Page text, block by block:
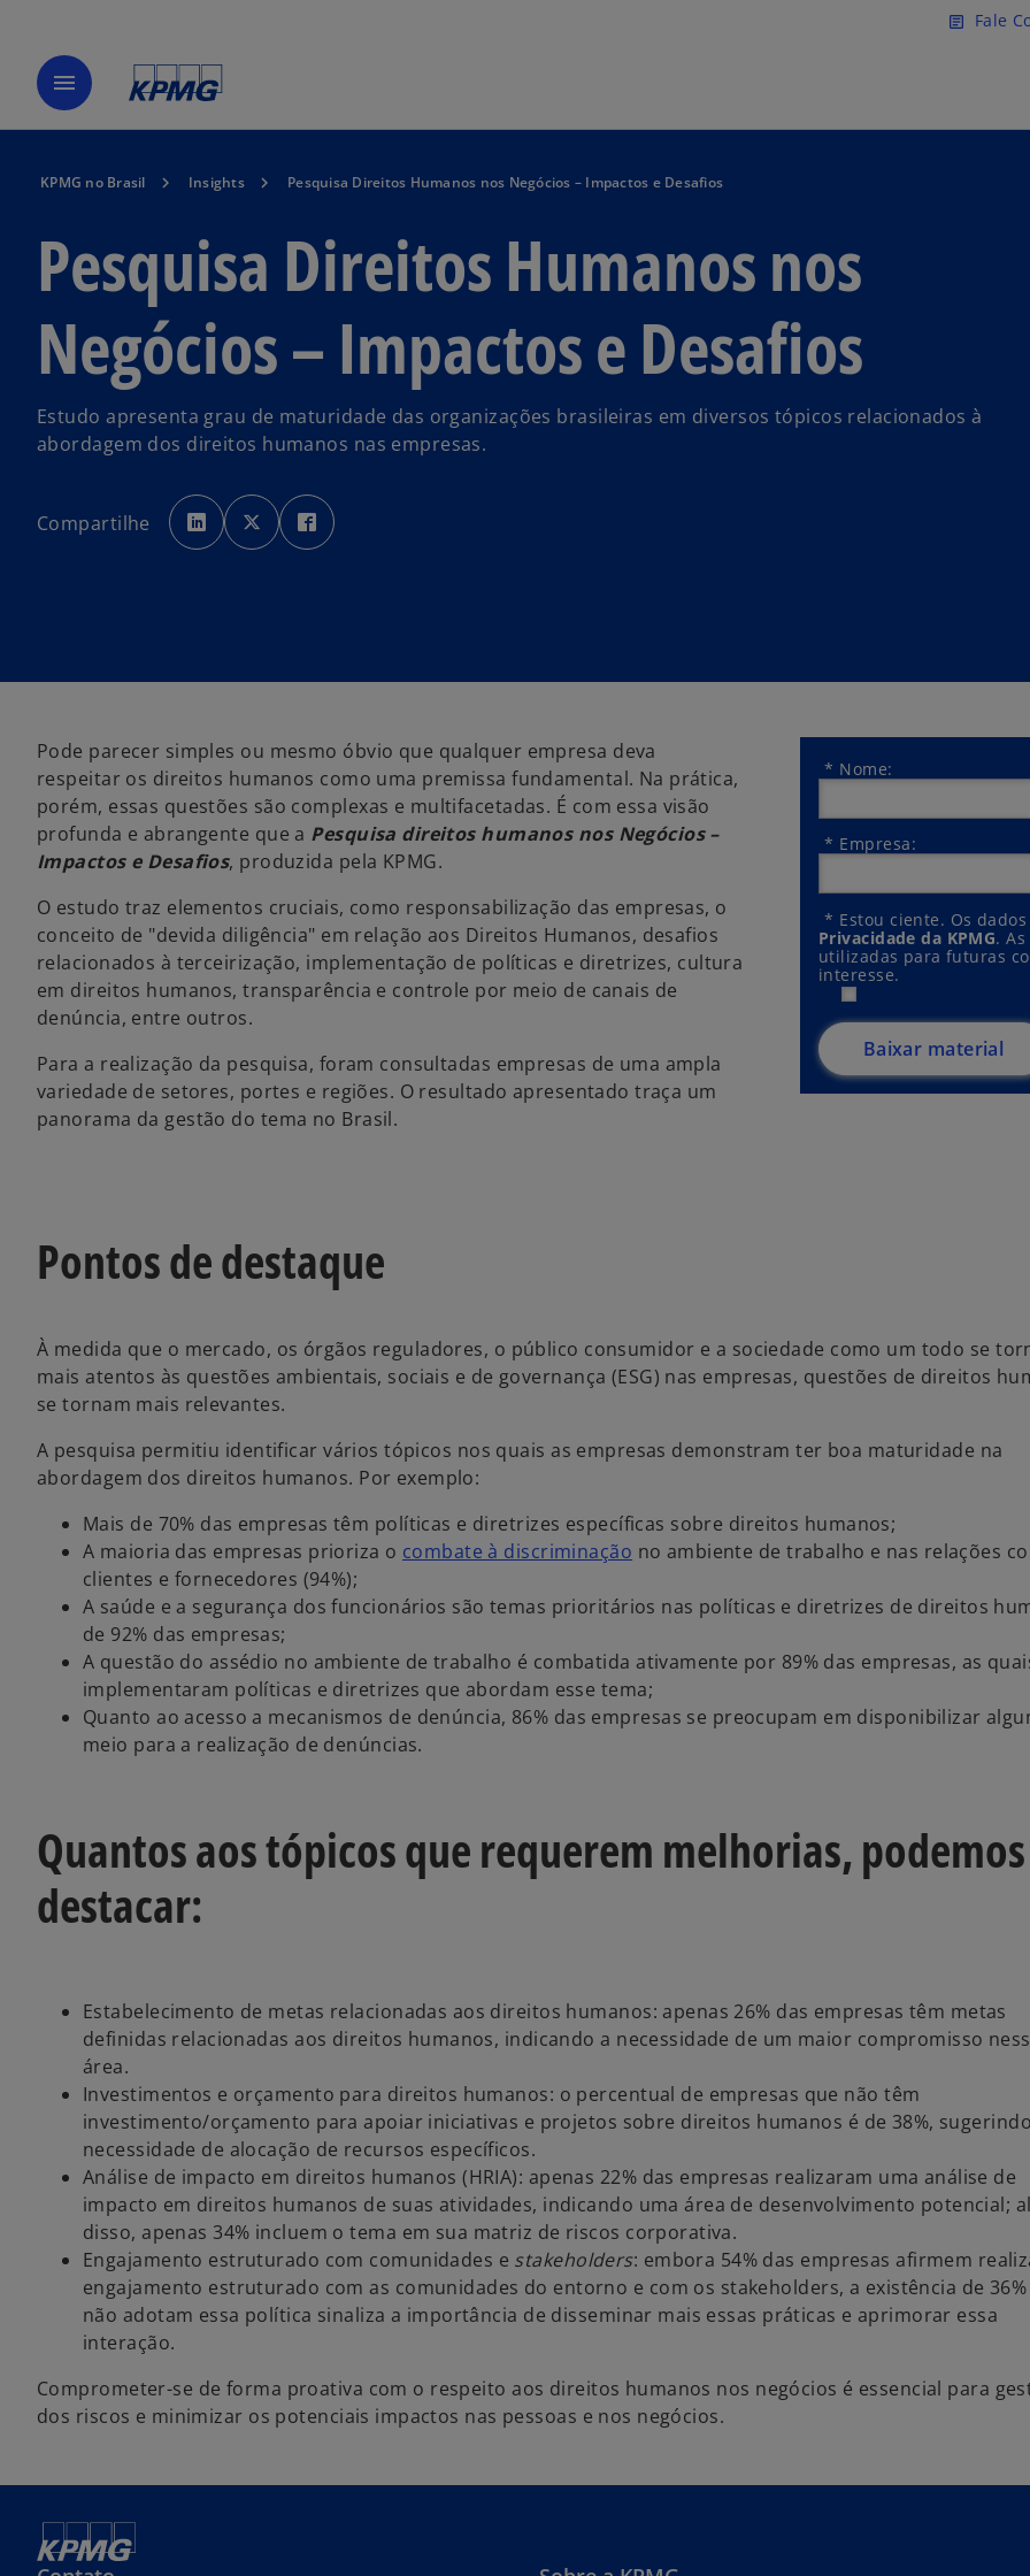
Pular para o conteúdo
article Fale
menu
KPMG no Brasil Insights Pesquisa Direitos Humanos nos Negócios – Impactos e Desafios
Pesquisa Direitos Humanos nos
Negócios – Impactos e Desafios
Estudo apresenta grau de maturidade das organizações brasileiras em diversos tópicos relacionados à
abordagem dos direitos humanos nas empresas.
Compartilhe
a
b
r
e
g
a
b
r
e
g
b
r
g
Pode parecer simples ou mesmo óbvio que qualquer empresa deva
respeitar os direitos humanos como uma premissa fundamental. Na prática,
porém, essas questões são complexas e multifacetadas. É com essa visão
profunda e abrangente que a Pesquisa direitos humanos nos Negócios –
Impactos e Desafios, produzida pela KPMG.
O estudo traz elementos cruciais, como responsabilização das empresas, o
conceito de "devida diligência" em relação aos Direitos Humanos, desafios
relacionados à terceirização, implementação de políticas e diretrizes, cultura
em direitos humanos, transparência e controle por meio de canais de
denúncia, entre outros.
Para a realização da pesquisa, foram consultadas empresas de uma ampla
variedade de setores, portes e regiões. O resultado apresentado traça um
panorama da gestão do tema no Brasil.
* Nome:
* Empresa:
* Estou ciente. Os
Privacidade da KPMG.
utilizadas para futuras
interesse.
Baixar material
Pontos de destaque
À medida que o mercado, os órgãos reguladores, o público consumidor e a sociedade como um todo se
mais atentos às questões ambientais, sociais e de governança (ESG) nas empresas, questões de direitos
se tornam mais relevantes.
A pesquisa permitiu identificar vários tópicos nos quais as empresas demonstram ter boa maturidade na
abordagem dos direitos humanos. Por exemplo:
Mais de 70% das empresas têm políticas e diretrizes específicas sobre direitos humanos;
A maioria das empresas prioriza o combate à discriminação no ambiente de trabalho e nas relações
clientes e fornecedores (94%);
A saúde e a segurança dos funcionários são temas prioritários nas políticas e diretrizes de direitos
de 92% das empresas;
A questão do assédio no ambiente de trabalho é combatida ativamente por 89% das empresas, as
implementaram políticas e diretrizes que abordam esse tema;
Quanto ao acesso a mecanismos de denúncia, 86% das empresas se preocupam em disponibilizar
meio para a realização de denúncias.
Quantos aos tópicos que requerem melhorias, podemos
destacar:
Estabelecimento de metas relacionadas aos direitos humanos: apenas 26% das empresas têm metas
definidas relacionadas aos direitos humanos, indicando a necessidade de um maior compromisso
área.
Investimentos e orçamento para direitos humanos: o percentual de empresas que não têm
investimento/orçamento para apoiar iniciativas e projetos sobre direitos humanos é de 38%,
necessidade de alocação de recursos específicos.
Análise de impacto em direitos humanos (HRIA): apenas 22% das empresas realizaram uma análise de
impacto em direitos humanos de suas atividades, indicando uma área de desenvolvimento potencial;
disso, apenas 34% incluem o tema em sua matriz de riscos corporativa.
Engajamento estruturado com comunidades e stakeholders: embora 54% das empresas afirmem
engajamento estruturado com as comunidades do entorno e com os stakeholders, a existência de
não adotam essa política sinaliza a importância de disseminar mais essas práticas e aprimorar essa
interação.
Comprometer-se de forma proativa com o respeito aos direitos humanos nos negócios é essencial para
dos riscos e minimizar os potenciais impactos nas pessoas e nos negócios.